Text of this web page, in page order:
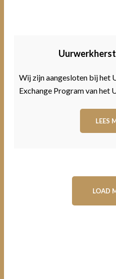
Wij zijn aangesloten bij het
Exchange Program van het
LEES
LOAD